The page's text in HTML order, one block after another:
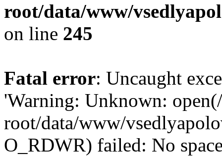
root/data/www/
on line 245
Fatal error: Uncaught
'Warning: Unknown:
root/data/www/
O_RDWR) failed: No